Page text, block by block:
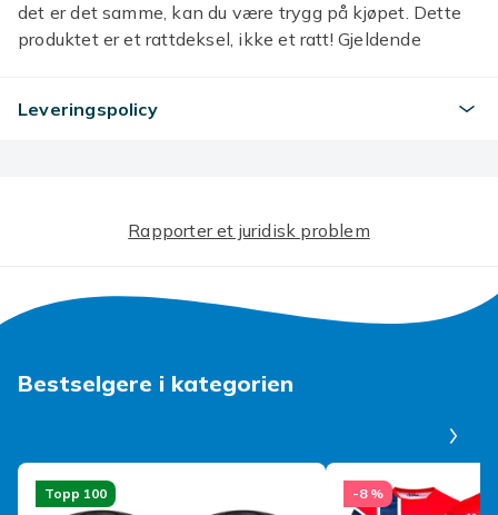
det er det samme, kan du være trygg på kjøpet. Dette
produktet er et rattdeksel, ikke et ratt! Gjeldende
Farge
Produktsikkerhetsinformasjon
Leveringspolicy
Rapporter et juridisk problem
Bestselgere i kategorien
Topp 100 -8 %